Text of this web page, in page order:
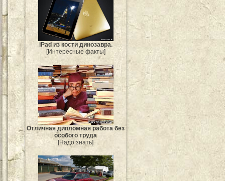
iPad из кости динозавра.
[Интересные факты]
Отличная дипломная работа без
особого труда
[Надо знать]